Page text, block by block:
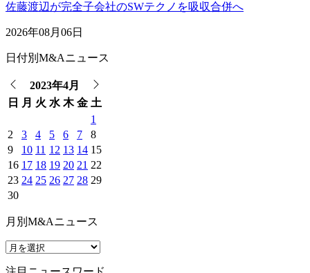
佐藤渡辺が完全子会社のSWテクノを吸収合併へ
2026年08月06日
日付別M&Aニュース
2023年4月
日
月 火 水 木 金 土
1
2
3 4 5 6 7
8
9
10 11 12 13 14 15
16 17 18 19 20 21 22
23 24 25 26 27 28 29
30
月別M&Aニュース